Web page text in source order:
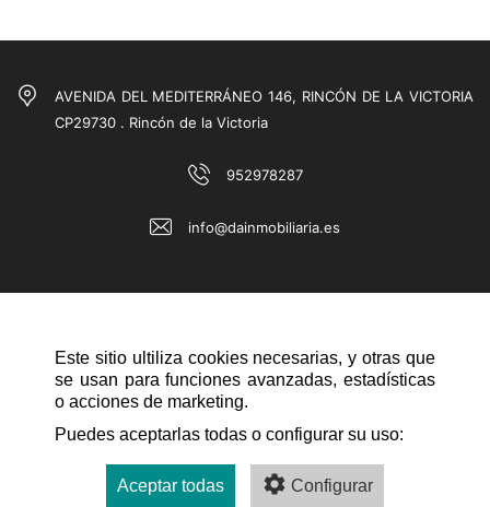
Este sitio ultiliza cookies necesarias, y otras que
se usan para funciones avanzadas, estadísticas
o acciones de marketing.
Puedes aceptarlas todas o configurar su uso:
Aceptar todas Configurar
AVENIDA DEL MEDITERRÁNEO 146, RINCÓN DE LA VICTORIA
CP29730 . Rincón de la Victoria
952978287
info@dainmobiliaria.es
QUICK NAVIGATION